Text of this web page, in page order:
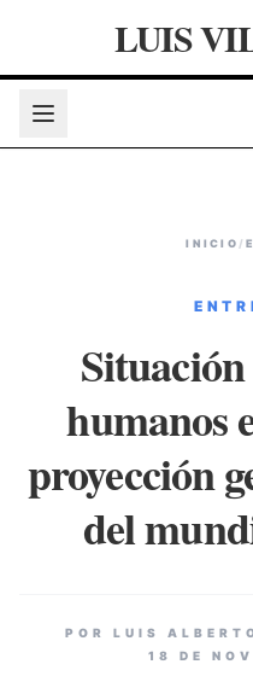
LUIS
INICIO /
humanos
proyección
del
POR LUIS
18 DE